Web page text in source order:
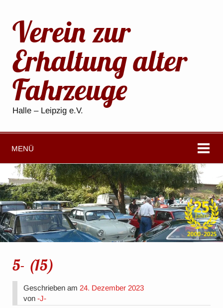
Verein zur
Erhaltung alter
Fahrzeuge
Halle – Leipzig e.V.
MENÜ
5- (15)
Geschrieben am 24. Dezember 2023
von-J-